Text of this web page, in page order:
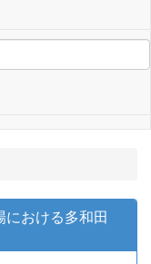
における多和田